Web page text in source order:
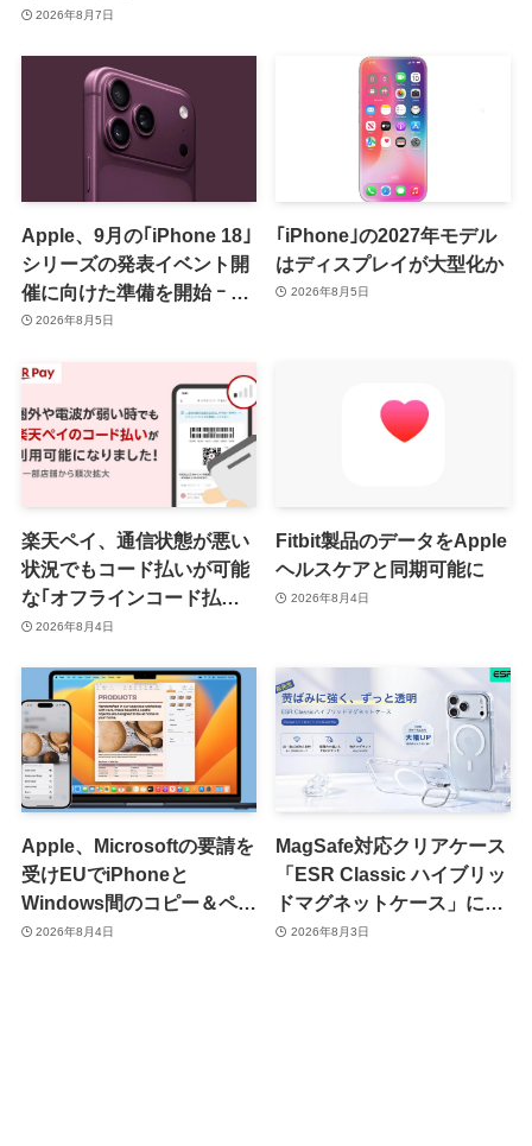
2026年8月7日
Apple、9月の｢iPhone 18｣
シリーズの発表イベント開
催に向けた準備を開始 ｰ 9
月8日か9月9日に開催見込
2026年8月5日
｢iPhone｣の2027年モデル
はディスプレイが大型化か
2026年8月5日
楽天ペイ、通信状態が悪い
状況でもコード払いが可能
な｢オフラインコード払い｣
を提供開始 ｰ まずはiOS版
2026年8月4日
Fitbit製品のデータをApple
ヘルスケアと同期可能に
2026年8月4日
Apple、Microsoftの要請を
受けEUでiPhoneと
Windows間のコピー＆ペー
スト機能を提供へ
2026年8月4日
MagSafe対応クリアケース
「ESR Classic ハイブリッ
ドマグネットケース」に黄
ばみへの耐久性を向上させ
2026年8月3日